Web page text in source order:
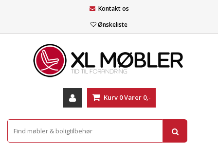
Kontakt os
Ønskeliste
Kurv 0Varer 0,-